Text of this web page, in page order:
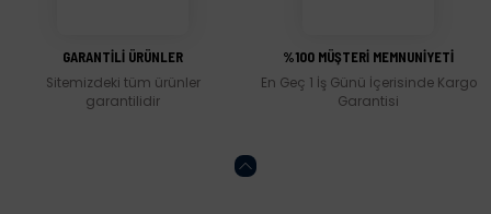
GARANTİLİ ÜRÜNLER
Sitemizdeki tüm ürünler
garantilidir
%100 MÜŞTERİ MEMNUNİYETİ
En Geç 1 İş Günü İçerisinde Kargo
Garantisi